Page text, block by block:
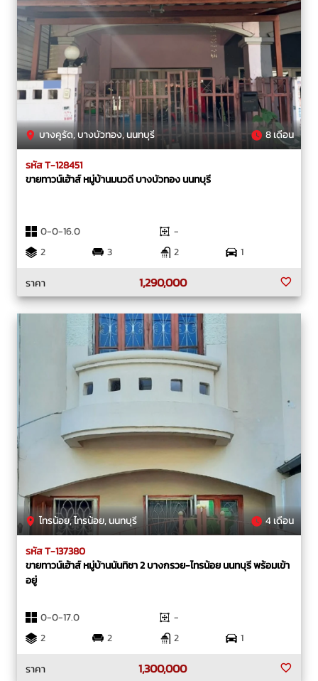
บางคูรัด, บางบัวทอง, นนทบุรี 8 เดือน
รหัส T-128451
ขายทาวน์เฮ้าส์ หมู่บ้านมนวดี บางบัวทอง นนทบุรี
0-0-16.0
-
2
3 2
1
ราคา
1,290,000
ไทรน้อย, ไทรน้อย, นนทบุรี 4 เดือน
รหัส T-137380
ขายทาวน์เฮ้าส์ หมู่บ้านนันทิชา 2 บางกรวย-ไทรน้อย นนทบุรี พร้อมเข้า
อยู่
0-0-17.0
-
2
2 2
1
ราคา
1,300,000